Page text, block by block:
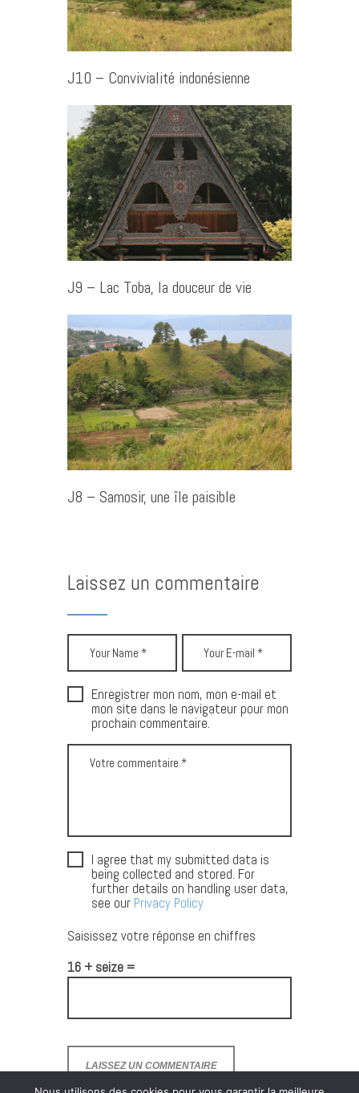
J10 – Convivialité indonésienne
J9 – Lac Toba, la douceur de vie
J8 – Samosir, une île paisible
Laissez un commentaire
Enregistrer mon nom, mon e-mail et
mon site dans le navigateur pour mon
prochain commentaire.
I agree that my submitted data is
being collected and stored. For
further details on handling user data,
see our Privacy Policy
Saisissez votre réponse en chiffres
16 + seize =